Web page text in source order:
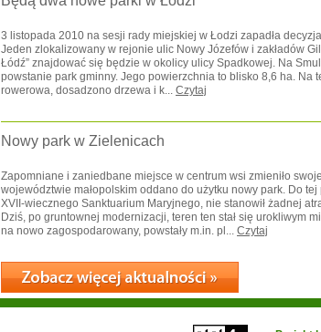
3 listopada 2010 na sesji rady miejskiej w Łodzi zapadła
Jeden zlokalizowany w rejonie ulic Nowy Józefów i zakładów
Łódź” znajdować się będzie w okolicy ulicy Spadkowej. Na
powstanie park gminny. Jego powierzchnia to blisko 8,6 ha.
rowerowa, dosadzono drzewa i k... Czytaj
Nowy park w Zielenicach
Zapomniane i zaniedbane miejsce w centrum wsi zmieniło
województwie małopolskim oddano do użytku nowy park. Do
XVII-wiecznego Sanktuarium Maryjnego, nie stanowił żadnej
Dziś, po gruntownej modernizacji, teren ten stał się urokliwym
na nowo zagospodarowany, powstały m.in. pl... Czytaj